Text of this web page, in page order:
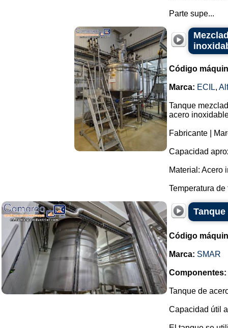
Parte supe...
Código
Marca: ECIL,
Tanque
acero
Fabricante |
Capacidad
Material: Acero
Temperatura
Código
Marca: SMAR
Componentes:
Tanque de
Capacidad útil